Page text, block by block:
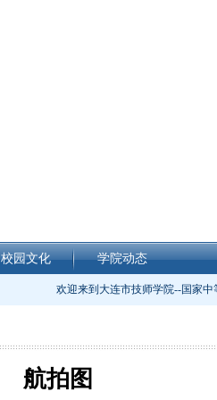
校园文化 学院动态
欢迎来到大连市技师学院--国家中
航拍图